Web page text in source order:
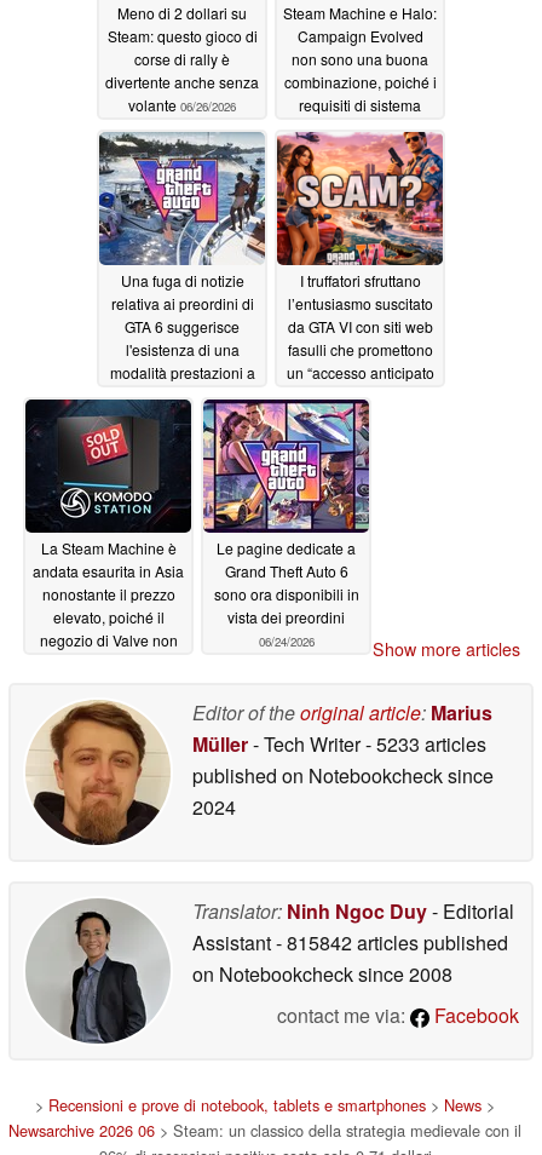
Meno di 2 dollari su
Steam: questo gioco di
corse di rally è
divertente anche senza
volante 06/26/2026
Steam Machine e Halo:
Campaign Evolved
non sono una buona
combinazione, poiché i
requisiti di sistema
ufficiali collocano
Steam Machine nella
fascia “Bassa”06/24/2026
Una fuga di notizie
relativa ai preordini di
GTA 6 suggerisce
l'esistenza di una
modalità prestazioni a
60 fps sulle console
PS5 e Xbox
06/24/2026
I truffatori sfruttano
l’entusiasmo suscitato
da GTA VI con siti web
fasulli che promettono
un “accesso anticipato
VIP”06/24/2026
La Steam Machine è
andata esaurita in Asia
nonostante il prezzo
elevato, poiché il
negozio di Valve non
Le pagine dedicate a
Grand Theft Auto 6
sono ora disponibili in
vista dei preordini
06/24/2026 Show more articles
Editor of theoriginal article: Marius
Müller- Tech Writer- 5233 articles
published on Notebookchecksince
2024
Translator: Ninh Ngoc Duy- Editorial
Assistant- 815842 articles published
on Notebookchecksince 2008
contact me via:
Facebook
> Recensioni e prove di notebook, tablets e smartphones > News >
Newsarchive 2026 06 > Steam: un classico della strategia medievale con il